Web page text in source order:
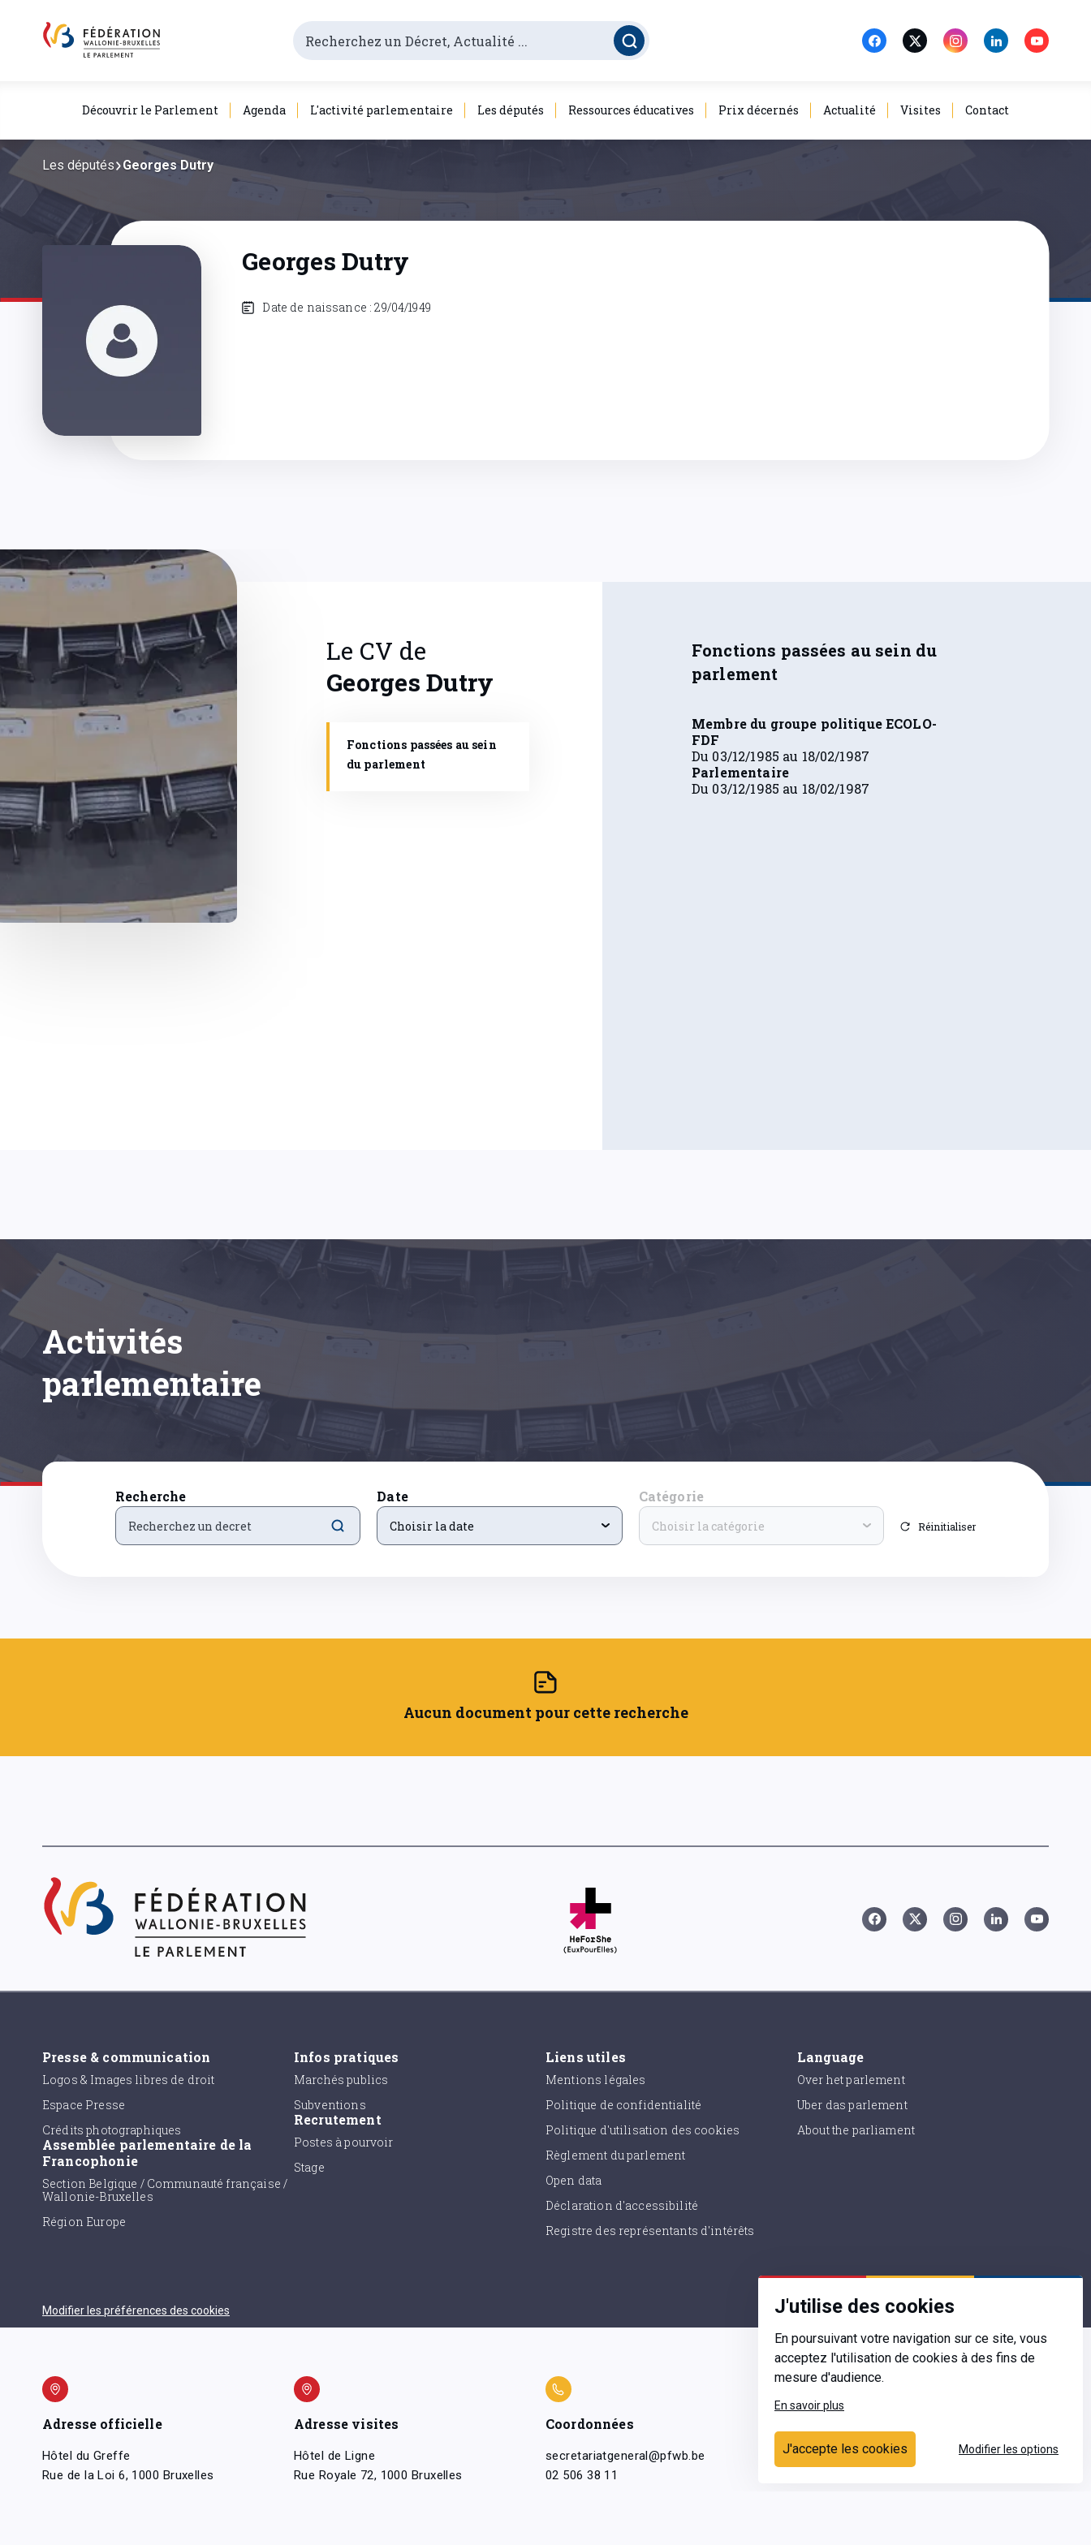
J'utilise des cookies
En poursuivant votre navigation sur ce site, vous
acceptez l'utilisation de cookies à des fins de
mesure d'audience.
En savoir plus
J'accepte les cookies Modifier les options
Découvrir le Parlement Agenda L'activité parlementaire Les députés Ressources éducatives Prix décernés Actualité Visites Contact
Les députés Georges Dutry
Georges Dutry
Date de naissance : 29/04/1949
Le CV de
Georges Dutry
Fonctions passées au sein
du parlement
Fonctions passées au sein du
parlement
Membre du groupe politique ECOLO-
FDF
Du 03/12/1985 au 18/02/1987
Parlementaire
Du 03/12/1985 au 18/02/1987
Activités
parlementaire
Recherche Date
Choisir la date
Catégorie
Choisir la catégorie Réinitialiser
Aucun document pour cette recherche
Presse & communication
Logos & Images libres de droit
Espace Presse
Crédits photographiques
Assemblée parlementaire de la
Francophonie
Section Belgique / Communauté française /
Wallonie-Bruxelles
Région Europe
Infos pratiques
Marchés publics
Subventions
Recrutement
Postes à pourvoir
Stage
Liens utiles
Mentions légales
Politique de confidentialité
Politique d'utilisation des cookies
Règlement du parlement
Open data
Déclaration d'accessibilité
Registre des représentants d'intérêts
Language
Over het parlement
Uber das parlement
About the parliament
Modifier les préférences des cookies
Adresse officielle
Hôtel du Greffe
Rue de la Loi 6, 1000 Bruxelles
Adresse visites
Hôtel de Ligne
Rue Royale 72, 1000 Bruxelles
Coordonnées
secretariatgeneral@pfwb.be
02 506 38 11
Ecrivez-nous